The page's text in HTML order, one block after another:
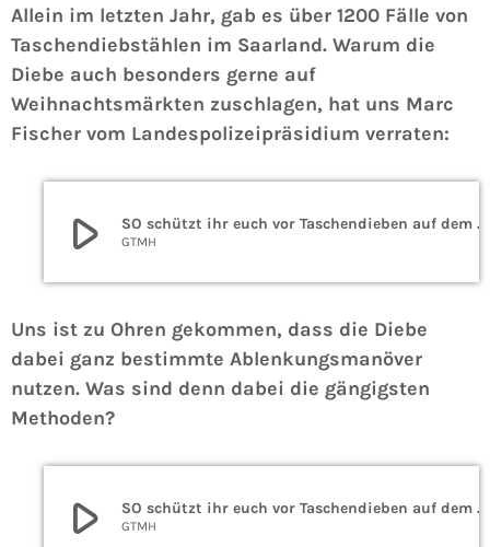
Allein im letzten Jahr, gab es über 1200 Fälle von
Taschendiebstählen im Saarland. Warum die
Diebe auch besonders gerne auf
Weihnachtsmärkten zuschlagen, hat uns Marc
Fischer vom Landespolizeipräsidium verraten:
play_arrow SO schützt ihr euch vor Taschendieben auf dem Weihnachtsmarkt
GTMH
Uns ist zu Ohren gekommen, dass die Diebe
dabei ganz bestimmte Ablenkungsmanöver
nutzen. Was sind denn dabei die gängigsten
Methoden?
play_arrow SO schützt ihr euch vor Taschendieben auf dem Weihnachtsmarkt
GTMH